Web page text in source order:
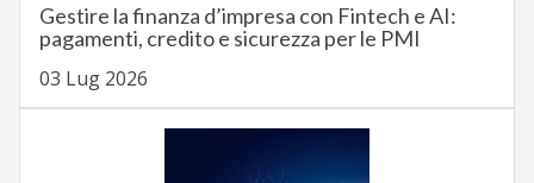
Gestire la finanza d’impresa con Fintech e AI:
pagamenti, credito e sicurezza per le PMI
03 Lug 2026